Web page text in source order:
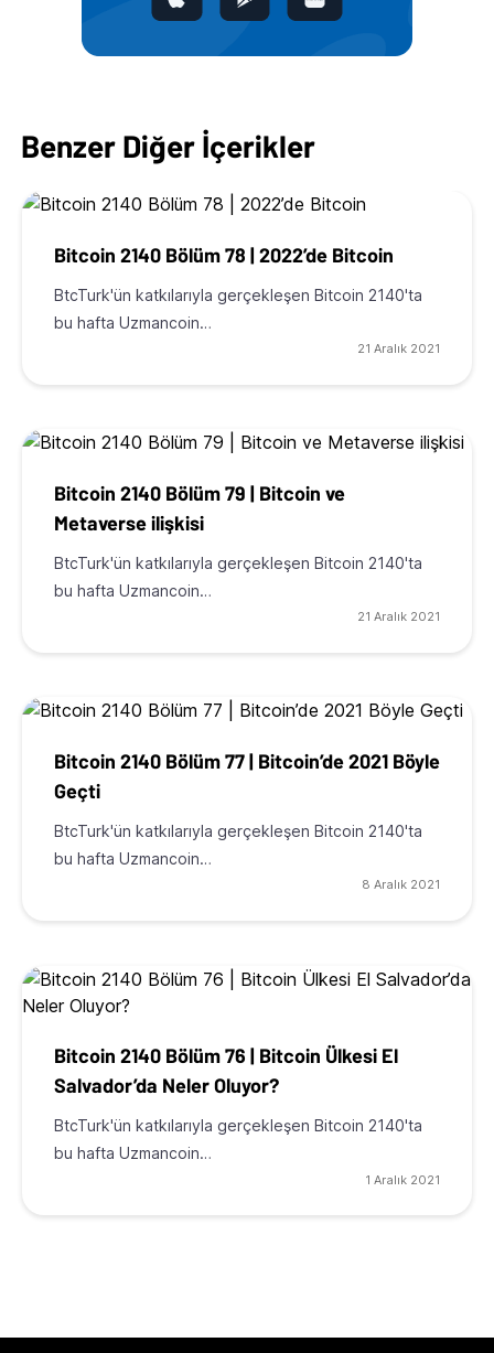
Benzer Diğer İçerikler
Bitcoin 2140 Bölüm 78 | 2022’de Bitcoin
BtcTurk'ün katkılarıyla gerçekleşen Bitcoin 2140'ta
bu hafta Uzmancoin…
21 Aralık 2021
Bitcoin 2140 Bölüm 79 | Bitcoin ve
Metaverse ilişkisi
BtcTurk'ün katkılarıyla gerçekleşen Bitcoin 2140'ta
bu hafta Uzmancoin…
21 Aralık 2021
Bitcoin 2140 Bölüm 77 | Bitcoin’de 2021 Böyle
Geçti
BtcTurk'ün katkılarıyla gerçekleşen Bitcoin 2140'ta
bu hafta Uzmancoin…
8 Aralık 2021
Bitcoin 2140 Bölüm 76 | Bitcoin Ülkesi El
Salvador’da Neler Oluyor?
BtcTurk'ün katkılarıyla gerçekleşen Bitcoin 2140'ta
bu hafta Uzmancoin…
1 Aralık 2021